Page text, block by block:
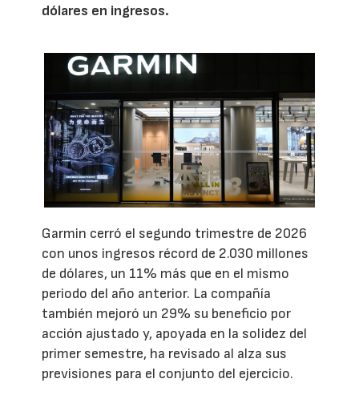
dólares en ingresos.
Garmin cerró el segundo trimestre de 2026
con unos ingresos récord de 2.030 millones
de dólares, un 11% más que en el mismo
periodo del año anterior. La compañía
también mejoró un 29% su beneficio por
acción ajustado y, apoyada en la solidez del
primer semestre, ha revisado al alza sus
previsiones para el conjunto del ejercicio.